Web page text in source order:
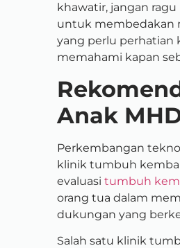
khawatir, jangan
untuk membedakan
yang perlu perhatian
memahami kapan
Anak
Perkembangan
klinik tumbuh
evaluasi tumbuh
orang tua dalam
dukungan yang
Salah satu klinik